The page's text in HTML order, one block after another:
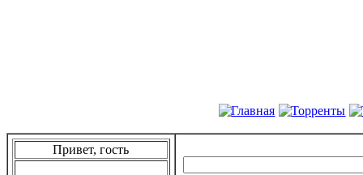
Привет, гость